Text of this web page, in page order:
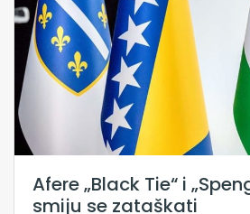
Afere „Black Tie“ i
smiju se zataškati